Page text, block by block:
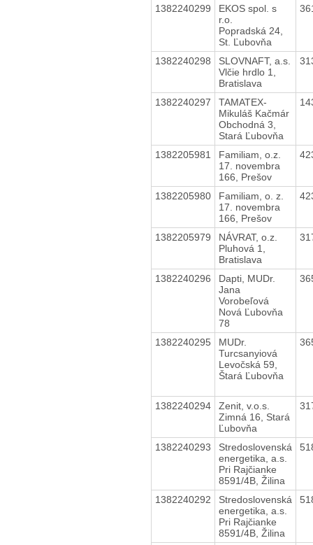
1382240299
EKOS spol. s
r.o.
Popradská 24,
St. Ľubovňa
1382240298
SLOVNAFT, a.s.
Vlčie hrdlo 1,
Bratislava
1382240297
TAMATEX-
Mikuláš Kačmár
Obchodná 3,
Stará Ľubovňa
1382205981
Familiam, o.z.
17. novembra
166, Prešov
1382205980
Familiam, o. z.
17. novembra
166, Prešov
1382205979
NÁVRAT, o.z.
Pluhová 1,
Bratislava
1382240296
Dapti, MUDr.
Jana
Vorobeľová
Nová Ľubovňa
78
1382240295
MUDr.
Turcsanyiová
Levočská 59,
Štará Ľubovňa
1382240294
Zenit, v.o.s.
Zimná 16, Stará
Ľubovňa
1382240293
Stredoslovenská
energetika, a.s.
Pri Rajčianke
8591/4B, Žilina
1382240292
Stredoslovenská
energetika, a.s.
Pri Rajčianke
8591/4B, Žilina